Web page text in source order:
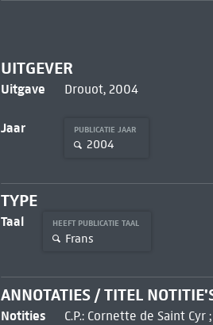
UITGEVER
Uitgave Drouot, 2004
Jaar PUBLICATIE JAAR
2004
TYPE
Taal HEEFT PUBLICATIE TAAL
Frans
ANNOTATIES / TITEL
Notities C.P.: Cornette de Saint Cyr